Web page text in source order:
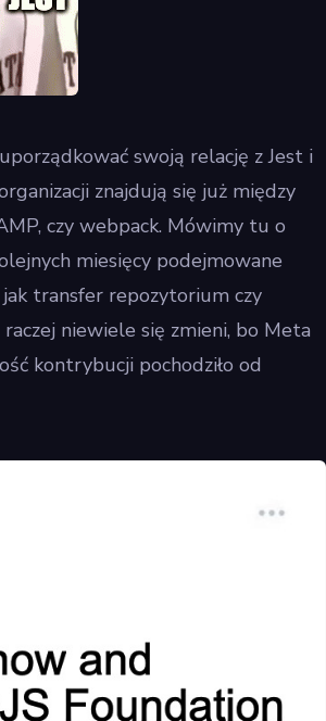
swoją relację z Jest i
znajdują się już między
czy webpack. Mówimy tu o
miesięcy podejmowane
transfer repozytorium czy
niewiele się zmieni, bo Meta
kontrybucji pochodziło od